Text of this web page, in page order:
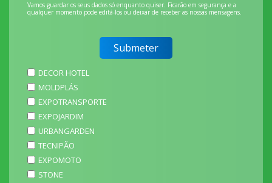
Vamos guardar os seus dados só enquanto quiser. Ficarão em segurança e a
qualquer momento pode editá-los ou deixar de receber as nossas mensagens.
DECOR HOTEL
MOLDPLÁS
EXPOTRANSPORTE
EXPOJARDIM
URBANGARDEN
TECNIPÃO
EXPOMOTO
STONE